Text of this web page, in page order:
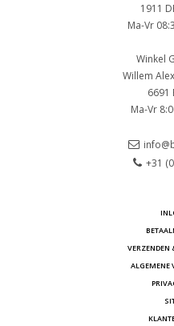
1911
Ma-Vr
Winkel
Willem
6691
Ma-Vr
+31
VERZENDEN
ALGEMENE